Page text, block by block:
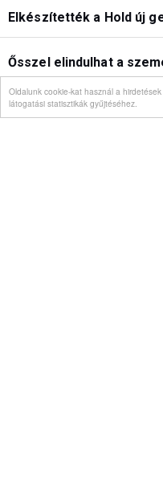
Oldalunk cookie-kat használ a
látogatási statisztikák gyűjtéséhez.
Elkészítették a Hold új
Ősszel elindulhat a
Belgrád vasútvonalon